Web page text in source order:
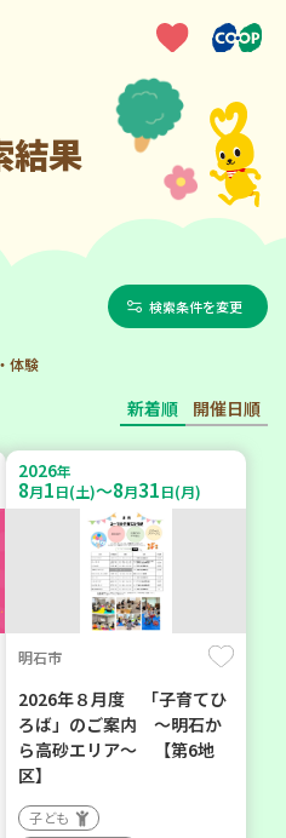
結果
検索条件を変更
体験
新着順 開催日順
2026年
8月1日(土)～8月31日(月)
明石市
2026年８月度 「子育てひ
ろば」のご案内 ～明石か
ら高砂エリア～ 【第6地
区】
子ども